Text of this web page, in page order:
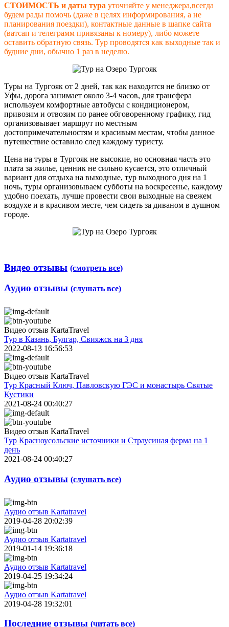
СТОИМОСТЬ и даты тура уточняйте у менеджера,всегда
будем рады помочь (даже в целях информирования, а не
планирования поездки), контактные данные в шапке сайта
(ватсап и телеграмм привязаны к номеру), либо можете
оставить обратную связь. Тур проводятся как выходные так и
будние дни, обычно 1 раз в неделю.
Туры на Тургояк от 2 дней, так как находится не близко от
Уфы, дорога занимает около 3-4 часов, для трансфера
используем комфортные автобусы с кондиционером,
привозим и отвозим по ранее обговоренному графику, гид
организовывает маршрут по местным
достопримечательностям и красивым местам, чтобы данное
путешествие оставило след каждому туристу.
Цена на туры в Тургояк не высокие, но основная часть это
плата за жилье, ценник не сильно кусается, это отличный
вариант для отдыха на выходные, тур выходного дня на 1
ночь, туры организовываем субботы на воскресенье, каждому
удобно поехать, лучше провести свои выходные на свежем
воздухе и в красивом месте, чем сидеть за диваном в душном
городе.
Видео отзывы (смотреть все)
Аудио отзывы (слушать все)
Видео отзыв KartaTravel
Тур в Казань, Булгар, Свияжск на 3 дня
2022-08-13 16:56:53
Видео отзыв KartaTravel
Тур Красный Ключ, Павловскую ГЭС и монастырь Святые
Кустики
2021-08-24 00:40:27
Видео отзыв KartaTravel
Тур Красноусольские источники и Страусиная ферма на 1
день
2021-08-24 00:40:27
Аудио отзывы (слушать все)
Аудио отзыв Kartatravel
2019-04-28 20:02:39
Аудио отзыв Kartatravel
2019-01-14 19:36:18
Аудио отзыв Kartatravel
2019-04-25 19:34:24
Аудио отзыв Kartatravel
2019-04-28 19:32:01
Последние отзывы (читать все)